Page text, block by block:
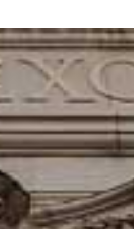
aj na praktických príkladoch.
článku rozoberieme metodiku